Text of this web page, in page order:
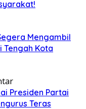
Mengambil
Tengah Kota
Presiden Partai
Teras